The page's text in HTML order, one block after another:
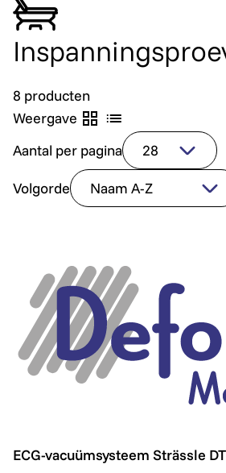
8 producten
Weergave
Aantal per pagina
Volgorde
ECG-vacuümsysteem Strässle
ECG-vacuümsysteem Strässle